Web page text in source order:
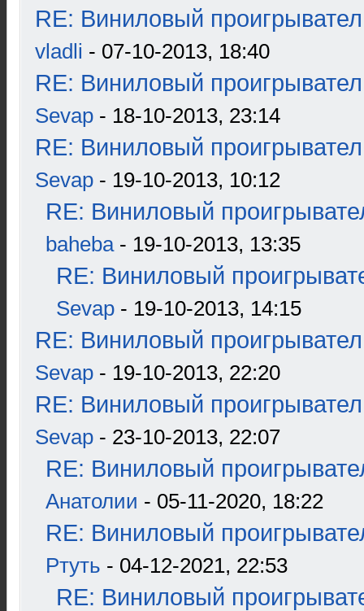
RE: Виниловый
vladli - 07-10-2013, 18:40
RE: Виниловый
Sevap - 18-10-2013, 23:14
RE: Виниловый
Sevap - 19-10-2013, 10:12
RE: Виниловый
baheba- 19-10-2013, 13:35
RE: Виниловый
Sevap - 19-10-2013, 14:15
RE: Виниловый
Sevap - 19-10-2013, 22:20
RE: Виниловый
Sevap - 23-10-2013, 22:07
RE: Виниловый
Анатолии - 05-11-2020, 18:22
RE: Виниловый
Ртуть - 04-12-2021, 22:53
RE: Виниловый